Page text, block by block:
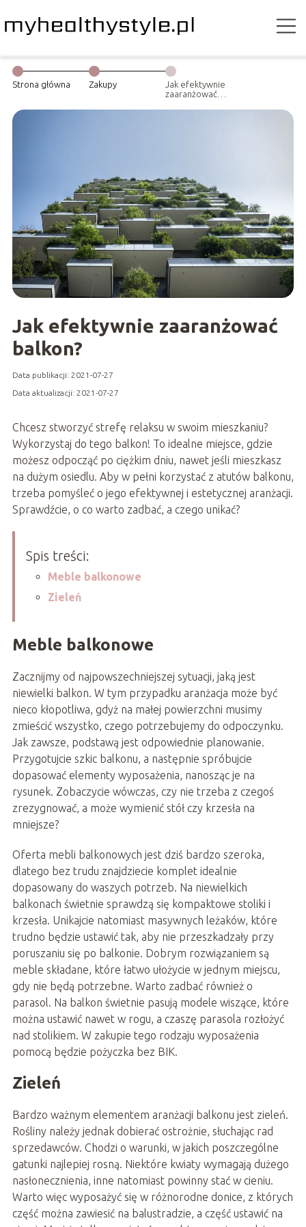
Strona główna Zakupy
Jak efektywnie
zaaranżować
Jak efektywnie zaaranżować
balkon?
Data publikacji: 2021-07-27
Data aktualizacji: 2021-07-27
Chcesz stworzyć strefę relaksu w swoim mieszkaniu?
Wykorzystaj do tego balkon! To idealne miejsce, gdzie
możesz odpocząć po ciężkim dniu, nawet jeśli mieszkasz
na dużym osiedlu. Aby w pełni korzystać z atutów balkonu,
trzeba pomyśleć o jego efektywnej i estetycznej aranżacji.
Sprawdźcie, o co warto zadbać, a czego unikać?
Spis treści:
Meble balkonowe
Zieleń
Meble balkonowe
Zacznijmy od najpowszechniejszej sytuacji, jaką jest
niewielki balkon. W tym przypadku aranżacja może być
nieco kłopotliwa, gdyż na małej powierzchni musimy
zmieścić wszystko, czego potrzebujemy do odpoczynku.
Jak zawsze, podstawą jest odpowiednie planowanie.
Przygotujcie szkic balkonu, a następnie spróbujcie
dopasować elementy wyposażenia, nanosząc je na
rysunek. Zobaczycie wówczas, czy nie trzeba z czegoś
zrezygnować, a może wymienić stół czy krzesła na
mniejsze?
Oferta mebli balkonowych jest dziś bardzo szeroka,
dlatego bez trudu znajdziecie komplet idealnie
dopasowany do waszych potrzeb. Na niewielkich
balkonach świetnie sprawdzą się kompaktowe stoliki i
krzesła. Unikajcie natomiast masywnych leżaków, które
trudno będzie ustawić tak, aby nie przeszkadzały przy
poruszaniu się po balkonie. Dobrym rozwiązaniem są
meble składane, które łatwo ułożycie w jednym miejscu,
gdy nie będą potrzebne. Warto zadbać również o
parasol. Na balkon świetnie pasują modele wiszące, które
można ustawić nawet w rogu, a czaszę parasola rozłożyć
nad stolikiem. W zakupie tego rodzaju wyposażenia
pomocą będzie pożyczka bez BIK.
Zieleń
Bardzo ważnym elementem aranżacji balkonu jest zieleń.
Rośliny należy jednak dobierać ostrożnie, słuchając rad
sprzedawców. Chodzi o warunki, w jakich poszczególne
gatunki najlepiej rosną. Niektóre kwiaty wymagają dużego
nasłonecznienia, inne natomiast powinny stać w cieniu.
Warto więc wyposażyć się w różnorodne donice, z których
część można zawiesić na balustradzie, a część ustawić na